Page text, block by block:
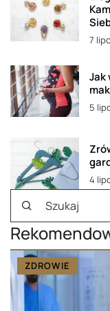
7
Jak
5
4
ZDROWIE